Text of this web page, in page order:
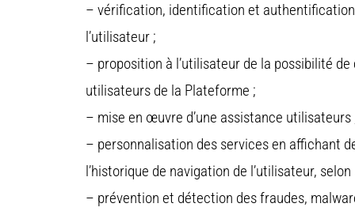
– vérification, identification et
l’utilisateur ;
– proposition à l’utilisateur de la possibilité
utilisateurs de la Plateforme ;
– mise en œuvre d’une assistance utilisateurs
– personnalisation des services en affichant
l’historique de navigation de l’utilisateur,
– prévention et détection des fraudes,